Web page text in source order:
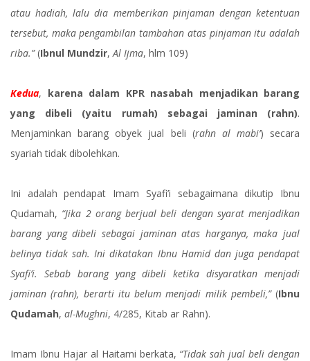
atau hadiah, lalu dia memberikan pinjaman dengan ketentuan
tersebut, maka pengambilan tambahan atas pinjaman itu adalah
riba.”(Ibnul Mundzir,Al Ijma, hlm 109)
Kedua, karena dalam KPR nasabah menjadikan barang
yang dibeli (yaitu rumah) sebagai jaminan (rahn).
Menjaminkan barang obyek jual beli (rahn al mabi’) secara
syariah tidak dibolehkan.
Ini adalah pendapat Imam Syafi’i sebagaimana dikutip Ibnu
Qudamah, “Jika 2 orang berjual beli dengan syarat menjadikan
barang yang dibeli sebagai jaminan atas harganya, maka jual
belinya tidak sah. Ini dikatakan Ibnu Hamid dan juga pendapat
Syafi’i. Sebab barang yang dibeli ketika disyaratkan menjadi
jaminan (rahn), berarti itu belum menjadi milik pembeli,”(Ibnu
Qudamah, al-Mughni, 4/285, Kitab ar Rahn).
Imam Ibnu Hajar al Haitami berkata, “Tidak sah jual beli dengan